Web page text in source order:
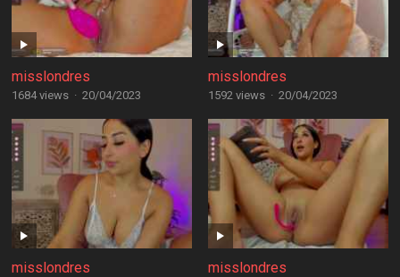
misslondres
1684 views · 20/04/2023
misslondres
1592 views · 20/04/2023
misslondres misslondres